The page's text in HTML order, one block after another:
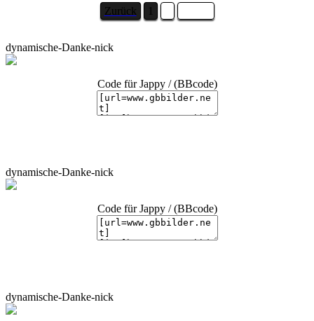
Zurück
1
dynamische-Danke-nick
Code für Jappy / (BBcode)
dynamische-Danke-nick
Code für Jappy / (BBcode)
dynamische-Danke-nick